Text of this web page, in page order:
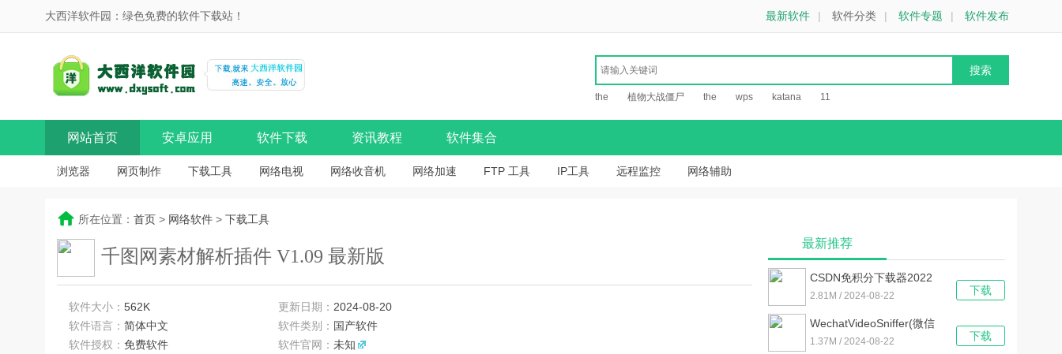
大西洋软件园：绿色免费的软件下载站！ 最新软件 | 软件分类 | 软件专题 | 软件发布
the 植物大战僵尸 the wps katana 11
网站首页 安卓应用 软件下载 资讯教程 软件集合
浏览器 网页制作 下载工具 网络电视 网络收音机 网络加速 FTP 工具 IP工具 远程监控 网络辅助
所在位置： 首页 > 网络软件 > 下载工具
千图网素材解析插件 V1.09 最新版
软件大小： 562K 更新日期： 2024-08-20
软件语言： 简体中文 软件类别： 国产软件
软件授权： 免费软件 软件官网： 未知
最新推荐
下载
CSDN免积分下载器2022
V5.5 最新版
2.81M / 2024-08-22
下载
WechatVideoSniffer(微信
视频号视频下载器) V1.0
1.37M / 2024-08-22